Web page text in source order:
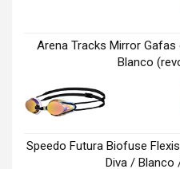
Arena Tracks Mirror Gafas
Blanco
Speedo Futura Biofuse
Diva / Blanco